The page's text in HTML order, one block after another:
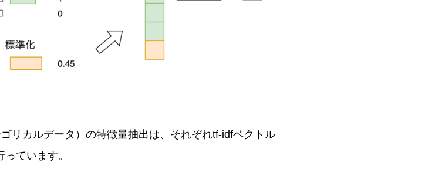
リカルデータ）の特徴量抽出は、それぞれtf-idfベクトル
ています。